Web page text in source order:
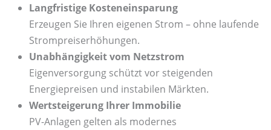
Langfristige Kosteneinsparung
Erzeugen Sie Ihren eigenen Strom – ohne laufende
Strompreiserhöhungen.
Unabhängigkeit vom Netzstrom
Eigenversorgung schützt vor steigenden
Energiepreisen und instabilen Märkten.
Wertsteigerung Ihrer Immobilie
PV-Anlagen gelten als modernes